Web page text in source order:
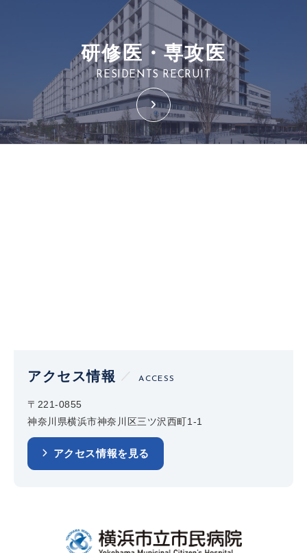
研修医・専攻医
RESIDENTS RECRUIT
アクセス情報 ACCESS
〒221-0855
神奈川県横浜市神奈川区三ツ沢西町1-1
アクセス情報を見る